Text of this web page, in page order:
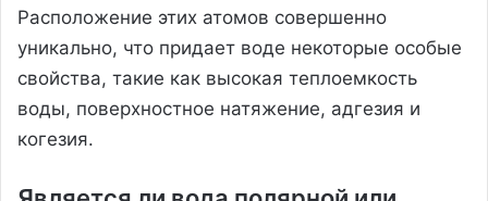
Расположение этих атомов совершенно
уникально, что придает воде некоторые особые
свойства, такие как высокая теплоемкость
воды, поверхностное натяжение, адгезия и
когезия.